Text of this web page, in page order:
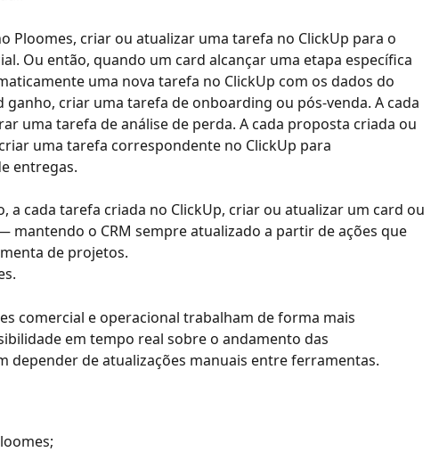
Ploomes, criar ou atualizar uma tarefa no ClickUp para o
Ou então, quando um card alcançar uma etapa específica
uma nova tarefa no ClickUp com os dados do
ganho, criar uma tarefa de onboarding ou pós-venda. A cada
uma tarefa de análise de perda. A cada proposta criada ou
uma tarefa correspondente no ClickUp para
entregas.
a cada tarefa criada no ClickUp, criar ou atualizar um card ou
mantendo o CRM sempre atualizado a partir de ações que
de projetos.
comercial e operacional trabalham de forma mais
em tempo real sobre o andamento das
depender de atualizações manuais entre ferramentas.